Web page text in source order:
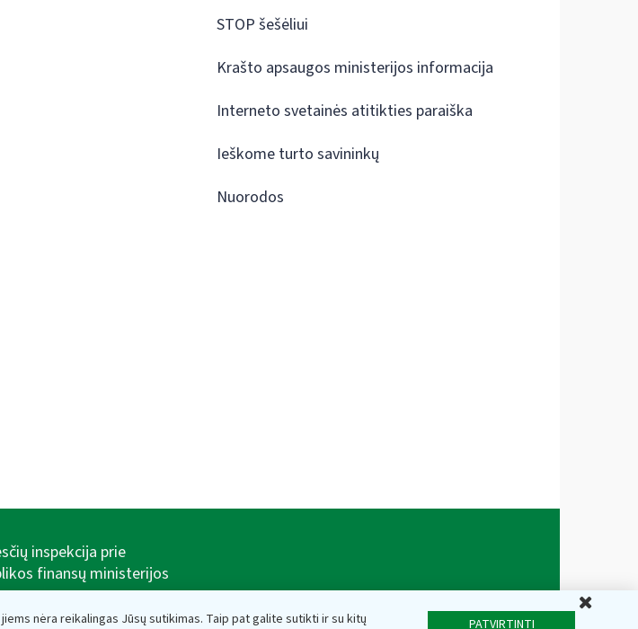
nėra reikalingas Jūsų sutikimas. Taip pat galite sutikti ir su kitų
PATVIRTINTI
STOP šešėliui
Krašto apsaugos ministerijos informacija
Interneto svetainės atitikties paraiška
Ieškome turto savininkų
Nuorodos
inspekcija prie
finansų ministerijos
g. 14, 01107 Vilnius, Lietuva,